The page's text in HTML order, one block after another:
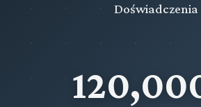
Doświadczenia